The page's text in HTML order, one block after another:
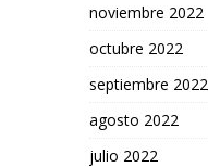
noviembre 2022
octubre 2022
septiembre 2022
agosto 2022
julio 2022